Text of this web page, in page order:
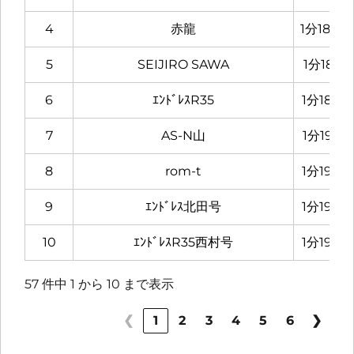
4 赤龍 1分18秒
5 SEIJIRO SAWA 1分18秒
6 ｴﾝﾄﾞﾚｽR35 1分18秒
7 AS-N山 1分19秒
8 rom-t 1分19秒
9 ｴﾝﾄﾞﾚｽ北田号 1分19秒
10 ｴﾝﾄﾞﾚｽR35西村号 1分19秒
57 件中 1 から 10 まで表示
❮ 1 2 3 4 5 6 ❯